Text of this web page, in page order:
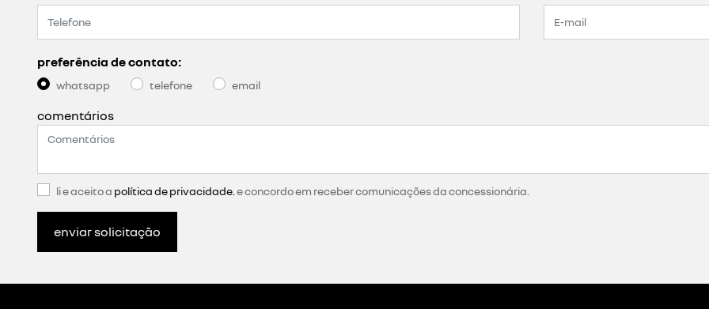
preferência de contato:
whatsapp telefone email
comentários
li e aceito a política de privacidade. e concordo em receber comunicações da concessionária.
enviar solicitação